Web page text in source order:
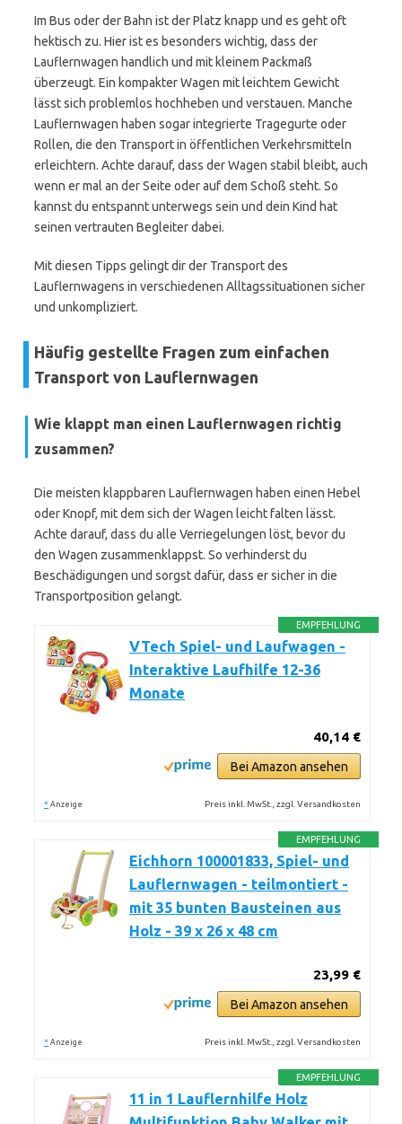
Im Bus oder der Bahn ist der Platz knapp und es geht oft
hektisch zu. Hier ist es besonders wichtig, dass der
Lauflernwagen handlich und mit kleinem Packmaß
überzeugt. Ein kompakter Wagen mit leichtem Gewicht
lässt sich problemlos hochheben und verstauen. Manche
Lauflernwagen haben sogar integrierte Tragegurte oder
Rollen, die den Transport in öffentlichen Verkehrsmitteln
erleichtern. Achte darauf, dass der Wagen stabil bleibt, auch
wenn er mal an der Seite oder auf dem Schoß steht. So
kannst du entspannt unterwegs sein und dein Kind hat
seinen vertrauten Begleiter dabei.
Mit diesen Tipps gelingt dir der Transport des
Lauflernwagens in verschiedenen Alltagssituationen sicher
und unkompliziert.
Häufig gestellte Fragen zum einfachen
Transport von Lauflernwagen
Wie klappt man einen Lauflernwagen richtig
zusammen?
Die meisten klappbaren Lauflernwagen haben einen Hebel
oder Knopf, mit dem sich der Wagen leicht falten lässt.
Achte darauf, dass du alle Verriegelungen löst, bevor du
den Wagen zusammenklappst. So verhinderst du
Beschädigungen und sorgst dafür, dass er sicher in die
Transportposition gelangt.
EMPFEHLUNG
VTech Spiel- und Laufwagen -
Interaktive Laufhilfe 12-36
Monate
40,14 €
Bei Amazon ansehen
* Anzeige Preis inkl. MwSt., zzgl. Versandkosten
EMPFEHLUNG
Eichhorn 100001833, Spiel- und
Lauflernwagen - teilmontiert -
mit 35 bunten Bausteinen aus
Holz - 39 x 26 x 48 cm
23,99 €
Bei Amazon ansehen
* Anzeige Preis inkl. MwSt., zzgl. Versandkosten
EMPFEHLUNG
11 in 1 Lauflernhilfe Holz